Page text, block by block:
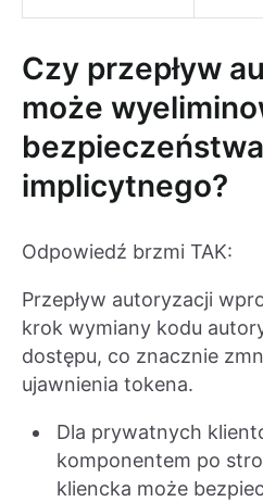
Czy przepływ
może
implicytnego?
Odpowiedź brzmi TAK:
Przepływ autoryzacji
krok wymiany kodu
dostępu, co znacznie
ujawnienia tokena.
Dla prywatnych
komponentem po
kliencka może